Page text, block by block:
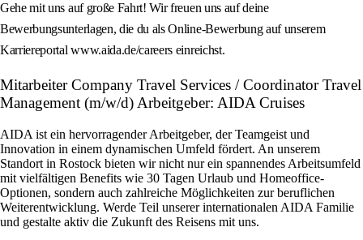
Gehe mit uns auf große Fahrt! Wir freuen uns auf deine
Bewerbungsunterlagen, die du als Online-Bewerbung auf unserem
Karriereportal www.aida.de/careers einreichst.
Mitarbeiter Company Travel Services / Coordinator Travel
Management (m/w/d) Arbeitgeber: AIDA Cruises
AIDA ist ein hervorragender Arbeitgeber, der Teamgeist und
Innovation in einem dynamischen Umfeld fördert. An unserem
Standort in Rostock bieten wir nicht nur ein spannendes Arbeitsumfeld
mit vielfältigen Benefits wie 30 Tagen Urlaub und Homeoffice-
Optionen, sondern auch zahlreiche Möglichkeiten zur beruflichen
Weiterentwicklung. Werde Teil unserer internationalen AIDA Familie
und gestalte aktiv die Zukunft des Reisens mit uns.